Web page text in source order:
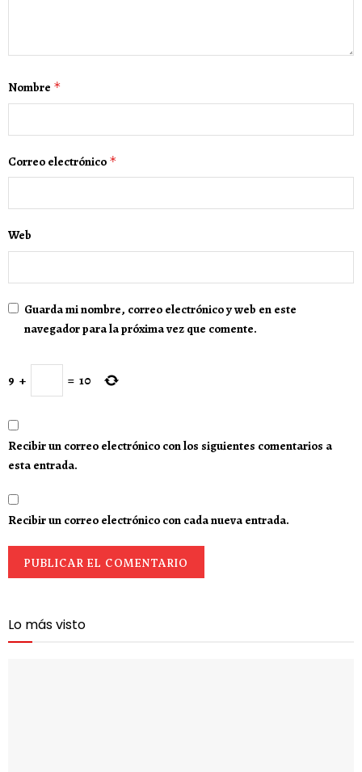
Nombre *
Correo electrónico *
Web
Guarda mi nombre, correo electrónico y web en este
navegador para la próxima vez que comente.
9 + = 10
Recibir un correo electrónico con los siguientes comentarios a
esta entrada.
Recibir un correo electrónico con cada nueva entrada.
Lo más visto